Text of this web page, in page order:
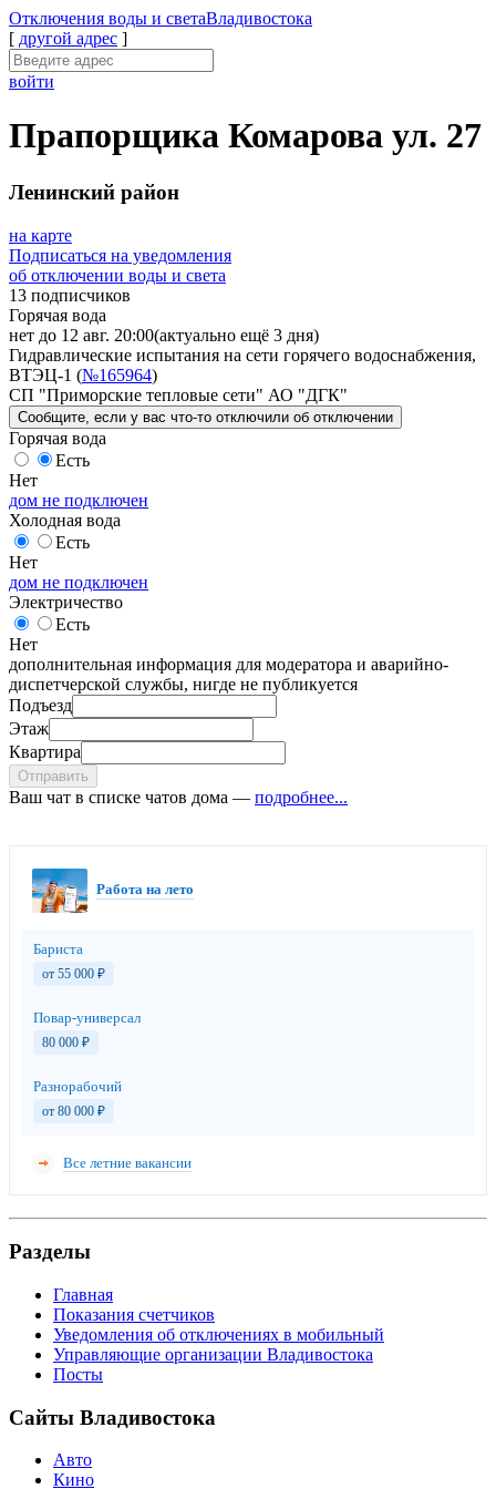
Отключения воды и светаВладивостока
[ другой адрес ]
войти
Прапорщика Комарова ул. 27
Ленинский район
на карте
Подписаться на уведомления
об отключении воды и света
13 подписчиков
Горячая вода
нет до 12 авг. 20:00(актуально ещё 3 дня)
Гидравлические испытания на сети горячего водоснабжения,
ВТЭЦ-1 (№165964)
СП "Приморские тепловые сети" АО "ДГК"
Сообщите , если у вас что-то отключили об отключении
Горячая вода
Есть
Нет
дом не подключен
Холодная вода
Есть
Нет
дом не подключен
Электричество
Есть
Нет
дополнительная информация для модератора и аварийно-
диспетчерской службы, нигде не публикуется
Подъезд
Этаж
Квартира
Отправить
Ваш чат в списке чатов дома — подробнее...
Работа на лето
Бариста
от 55 000 ₽
Повар-универсал
80 000 ₽
Разнорабочий
от 80 000 ₽
Все летние вакансии
Разделы
Главная
Показания счетчиков
Уведомления об отключениях в мобильный
Управляющие организации Владивостока
Посты
Сайты Владивостока
Авто
Кино